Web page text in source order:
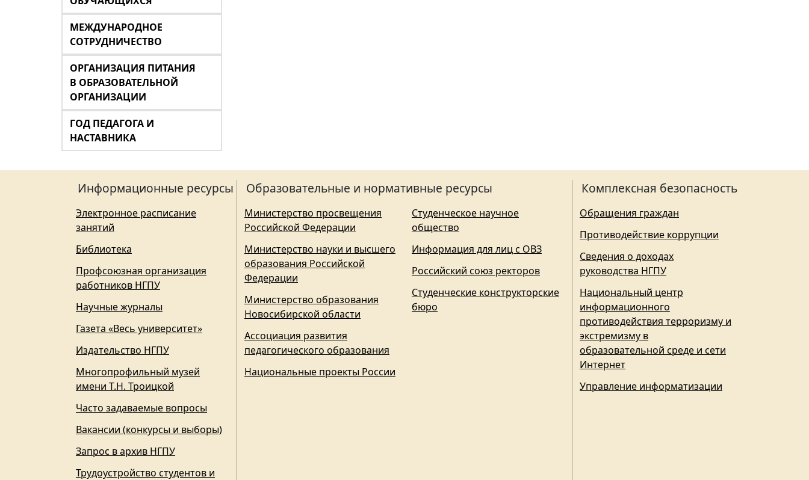
МЕЖДУНАРОДНОЕ
СОТРУДНИЧЕСТВО
ОРГАНИЗАЦИЯ ПИТАНИЯ
В ОБРАЗОВАТЕЛЬНОЙ
ОРГАНИЗАЦИИ
ГОД ПЕДАГОГА И
НАСТАВНИКА
Информационные ресурсы
Электронное расписание
занятий
Библиотека
Профсоюзная организация
работников НГПУ
Научные журналы
Газета «Весь университет»
Издательство НГПУ
Многопрофильный музей
имени Т.Н. Троицкой
Часто задаваемые вопросы
Вакансии (конкурсы и выборы)
Запрос в архив НГПУ
Трудоустройство студентов и
Образовательные и нормативные ресурсы
Министерство просвещения
Российской Федерации
Министерство науки и высшего
образования Российской
Федерации
Министерство образования
Новосибирской области
Ассоциация развития
педагогического образования
Национальные проекты России
Студенческое научное
общество
Информация для лиц с ОВЗ
Российский союз ректоров
Студенческие конструкторские
бюро
Комплексная безопасность
Обращения граждан
Противодействие коррупции
Сведения о доходах
руководства НГПУ
Национальный центр
информационного
противодействия терроризму и
экстремизму в
образовательной среде и сети
Интернет
Управление информатизации